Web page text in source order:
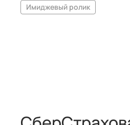
Имиджевый ролик